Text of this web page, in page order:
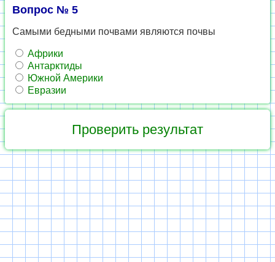
Вопрос № 5
Самыми бедными почвами являются почвы
Африки
Антарктиды
Южной Америки
Евразии